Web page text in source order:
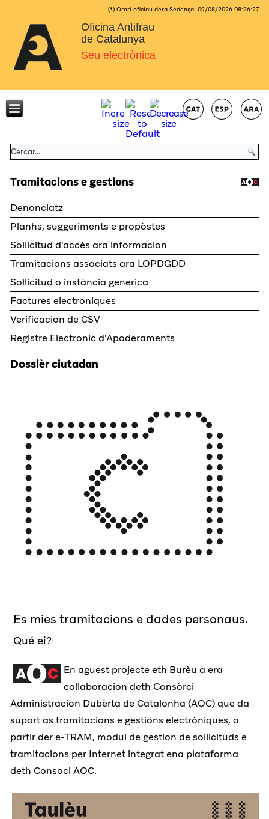
(*) Orari oficiau dera Sedença: 09/08/2026 08:26:27
Oficina Antifrau
de Catalunya
Seu electrònica
Tramitacions e gestions
Denonciatz
Planhs, suggeriments e propòstes
Sollicitud d'accès ara informacion
Tramitacions associats ara LOPDGDD
Sollicitud o instància generica
Factures electroniques
Verificacion de CSV
Registre Electronic d'Apoderaments
Dossièr ciutadan
Es mies tramitacions e dades personaus.
Qué ei?
En aguest projecte eth Burèu a era
collaboracion deth Consòrci
Administracion Dubèrta de Catalonha (AOC) que da
suport as tramitacions e gestions electròniques, a
partir der e-TRAM, modul de gestion de sollicituds e
tramitacions per Internet integrat ena plataforma
deth Consoci AOC.